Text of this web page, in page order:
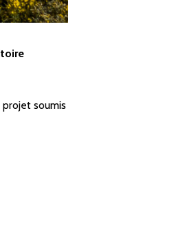
soumis